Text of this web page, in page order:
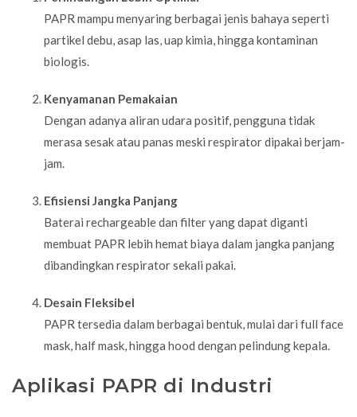
PAPR mampu menyaring berbagai jenis bahaya seperti
partikel debu, asap las, uap kimia, hingga kontaminan
biologis.
Kenyamanan Pemakaian
Dengan adanya aliran udara positif, pengguna tidak
merasa sesak atau panas meski respirator dipakai berjam-
jam.
Efisiensi Jangka Panjang
Baterai rechargeable dan filter yang dapat diganti
membuat PAPR lebih hemat biaya dalam jangka panjang
dibandingkan respirator sekali pakai.
Desain Fleksibel
PAPR tersedia dalam berbagai bentuk, mulai dari full face
mask, half mask, hingga hood dengan pelindung kepala.
Aplikasi PAPR di Industri